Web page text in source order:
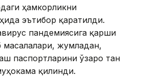
ҳамкорликни
эътибор қаратилди.
пандемиясига қарши
масалалари, жумладан,
паспортларини ўзаро тан
қилинди.